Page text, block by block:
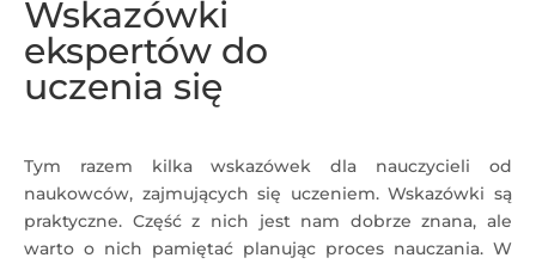
Wskazówki
ekspertów do
uczenia się
Tym razem kilka wskazówek dla nauczycieli od
naukowców, zajmujących się uczeniem. Wskazówki są
praktyczne. Część z nich jest nam dobrze znana, ale
warto o nich pamiętać planując proces nauczania. W